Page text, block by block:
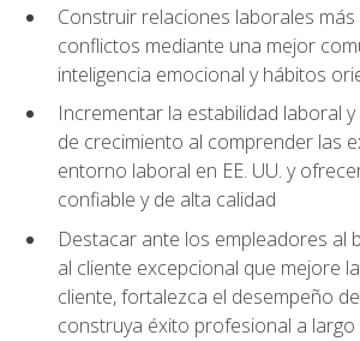
Construir relaciones laborales
conflictos mediante una mejor
inteligencia emocional y hábitos
Incrementar la estabilidad laboral
de crecimiento al comprender las
entorno laboral en EE. UU. y
confiable y de alta calidad
Destacar ante los empleadores al
al cliente excepcional que mejore
cliente, fortalezca el desempeño
construya éxito profesional a largo